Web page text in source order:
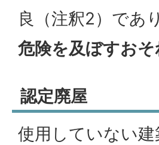
良（注釈2）であ
危険を及ぼすお
認定廃屋
使用していない